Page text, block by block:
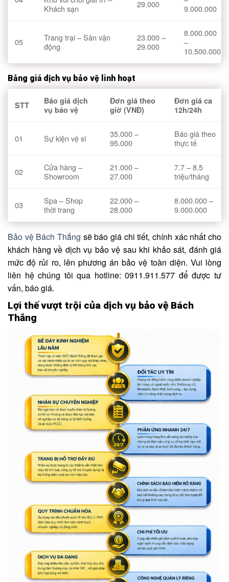
Khách sạn
29.000
9.000.000
05
Trang trại – Sân vận
động
23.000 –
29.000
8.000.000
–
10.500.000
Bảng giá dịch vụ bảo vệ linh hoạt
STT
Báo giá dịch
vụ bảo vệ
Đơn giá theo
giờ (VNĐ)
Đơn giá ca
12h/24h
01 Sự kiện vệ sĩ
35.000 –
95.000
Báo giá theo
thực tế
02
Cửa hàng –
Showroom
21.000 –
27.000
7.7 – 8.5
triệu/tháng
03
Spa – Shop
thời trang
22.000 –
28.000
8.000.000 –
9.000.000
Bảo vệ Bách Thắng sẽ báo giá chi tiết, chính xác nhất cho
khách hàng về dịch vụ bảo vệ sau khi khảo sát, đánh giá
mức độ rủi ro, lên phương án bảo vệ toàn diện. Vui lòng
liên hệ chúng tôi qua hotline: 0911.911.577 để được tư
vấn, báo giá.
Lợi thế vượt trội của dịch vụ bảo vệ Bách
Thắng